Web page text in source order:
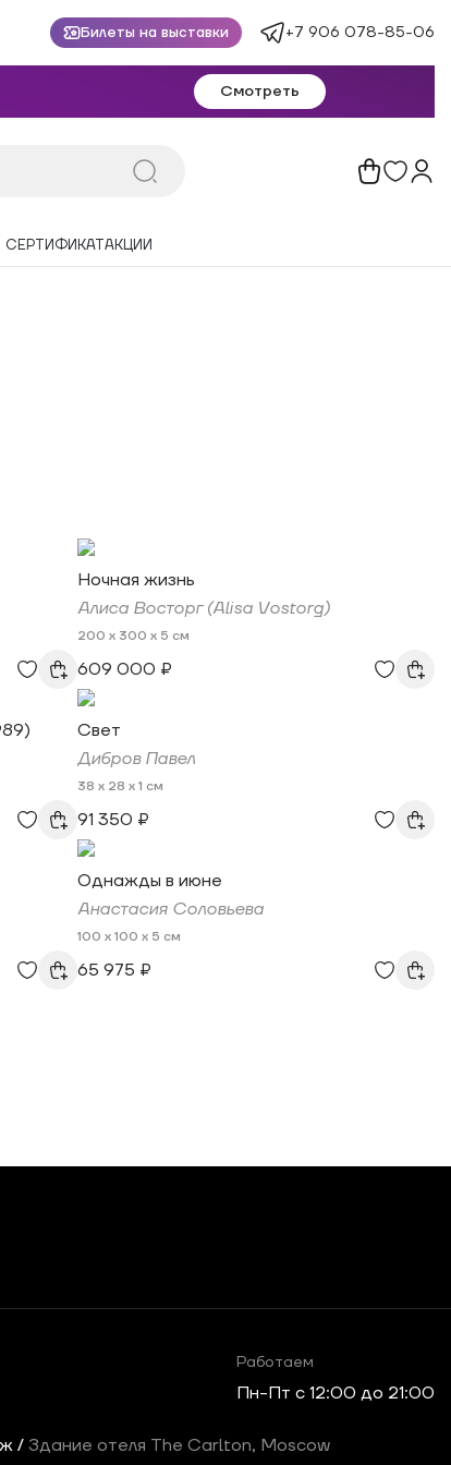
Билеты на выставки +7 906 078-85-06
Смотреть
АКЦИИ
Ночная жизнь
Алиса Восторг (Alisa Vostorg)
200 x 300 x 5 см
609 000 ₽
Свет
Дибров Павел
38 x 28 x 1 см
91 350 ₽
Однажды в июне
Анастасия Соловьева
100 x 100 x 5 см
65 975 ₽
Работаем
Пн-Пт c 12:00 до 21:00
/Здание отеля The Carlton, Moscow